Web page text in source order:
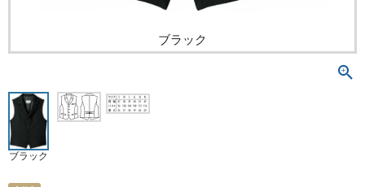
ブラック
ブラック